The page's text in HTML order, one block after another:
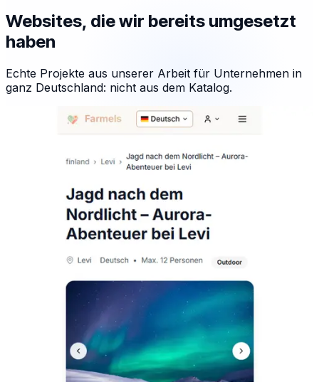
Websites, die wir bereits umgesetzt
haben
Echte Projekte aus unserer Arbeit für Unternehmen in
ganz Deutschland: nicht aus dem Katalog.